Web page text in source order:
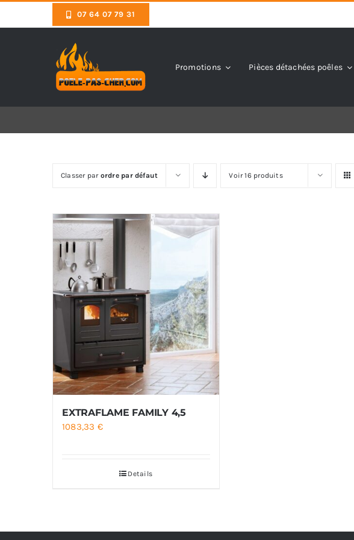
07 64 07 79 31
Promotions Pièces détachées poêles
Classer par ordre par défaut Voir 16 produits
EXTRAFLAME FAMILY 4,5
1083,33 €
Details